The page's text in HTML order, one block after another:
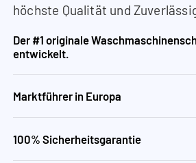
höchste Qualität und
Der #1 originale
entwickelt.
Marktführer in Europa
100% Sicherheitsgarantie